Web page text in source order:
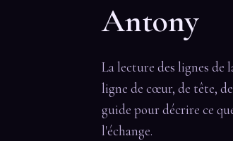
Antony
La lecture des lignes de
ligne de cœur, de tête,
guide pour décrire ce
l'échange.